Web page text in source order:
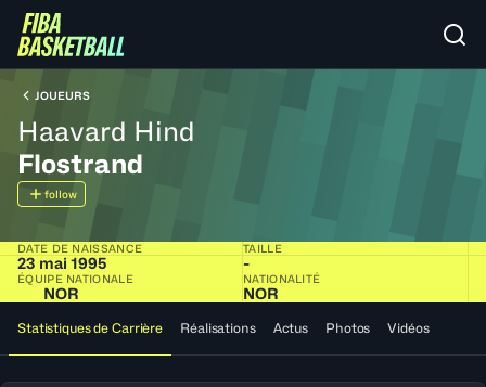
JOUEURS
Haavard Hind
Flostrand
follow
DATE DE NAISSANCE
23 mai 1995
TAILLE
-
ÉQUIPE NATIONALE
NOR
NATIONALITÉ
NOR
Statistiques de Carrière Réalisations Actus Photos Vidéos